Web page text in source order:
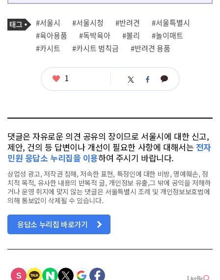
기
사
관
련
태
태
그
#서울시 #서울시청 #반려견
#서울특별시
#육아용품
#독박육아 #볼리
#놀이매트
#카시트
#카시트 범칙금 #반려견 용품
좋1 트 페 카
댓글은 자유로운 의견 공유의 장이므로 서울시에 대한 신고,
제안, 건의 등 답변이나 개선이 필요한 사항에 대해서는 전자
민원 응답소 누리집을 이용하여 주시기 바랍니다.
상업성 광고, 저작권 침해, 저속한 표현, 특정인에 대한 비방, 명예훼손, 정
치적 목적, 유사한 내용의 반복적 글, 개인정보 유출,그 밖에 공익을 저해하
거나 운영 취지에 맞지 않는 댓글은 서울특별시 조례 및 개인정보보호법에
의해 통보없이 삭제될 수 있습니다.
응답소 누리집 바로가기